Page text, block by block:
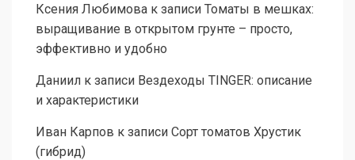
Ксения Любимова к записи Томаты в мешках:
выращивание в открытом грунте – просто,
эффективно и удобно
Даниил к записи Вездеходы TINGER: описание
и характеристики
Иван Карпов к записи Сорт томатов Хрустик
(гибрид)